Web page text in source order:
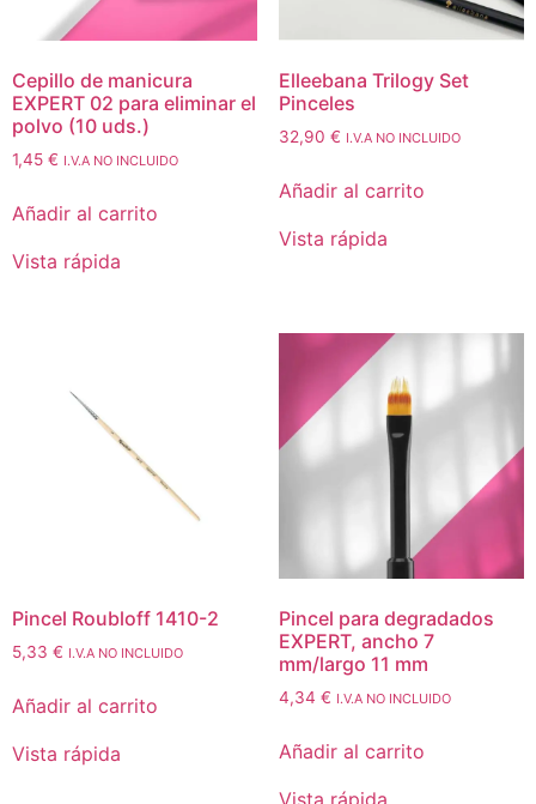
Cepillo de manicura
EXPERT 02 para eliminar el
polvo (10 uds.)
1,45 € I.V.A NO INCLUIDO
Añadir al carrito
Vista rápida
Elleebana Trilogy Set
Pinceles
32,90 € I.V.A NO INCLUIDO
Añadir al carrito
Vista rápida
Pincel Roubloff 1410-2
5,33 € I.V.A NO INCLUIDO
Añadir al carrito
Vista rápida
Pincel para degradados
EXPERT, ancho 7
mm/largo 11 mm
4,34 € I.V.A NO INCLUIDO
Añadir al carrito
Vista rápida